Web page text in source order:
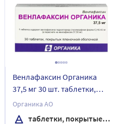
Венлафаксин Органика
37,5 мг 30 шт. таблетки,
покрытые пленочной
оболочкой
Органика АО
таблетки, покрытые пленочной оболочкой